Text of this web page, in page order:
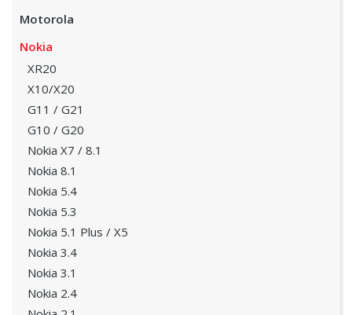
Motorola
Nokia
XR20
X10/X20
G11 / G21
G10 / G20
Nokia X7 / 8.1
Nokia 8.1
Nokia 5.4
Nokia 5.3
Nokia 5.1 Plus / X5
Nokia 3.4
Nokia 3.1
Nokia 2.4